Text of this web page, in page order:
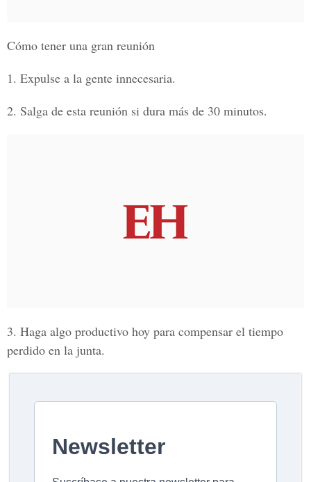
Cómo tener una gran reunión
1. Expulse a la gente innecesaria.
2. Salga de esta reunión si dura más de 30 minutos.
3. Haga algo productivo hoy para compensar el tiempo
perdido en la junta.